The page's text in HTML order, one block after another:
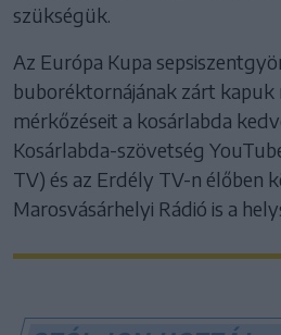
szükségük.
Az Európa Kupa
buboréktornájának zárt
mérkőzéseit a kosárlabda
Kosárlabda-szövetség
TV) és az Erdély TV-n élőben
Marosvásárhelyi Rádió is a